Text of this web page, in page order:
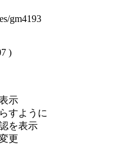
gm4193
)
示
すように
を表示
更